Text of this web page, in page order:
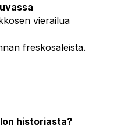
vierailua
freskosaleista.
historiasta?